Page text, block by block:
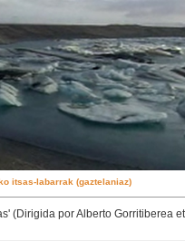
itsas-labarrak (gaztelaniaz)
(Dirigida por Alberto Gorritiberea